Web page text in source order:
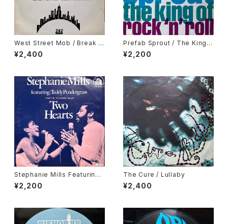
West Street Mob / Break D
ance - Electric Boogie
¥2,400
Prefab Sprout / The King
Of Rock 'N' Roll
¥2,200
Stephanie Mills Featuring
Teddy Pendergrass / Two
Hearts
¥2,200
The Cure / Lullaby
¥2,400